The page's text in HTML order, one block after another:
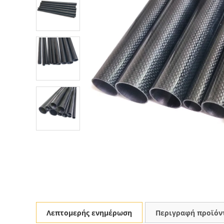
Λεπτομερής ενημέρωση Περιγραφή